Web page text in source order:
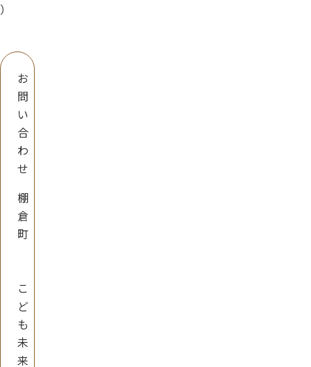
）
お
問
い
合
わ
せ
棚
倉
町
こ
ど
も
未
来